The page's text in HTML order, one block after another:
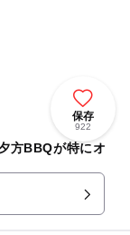
保存
922
方BBQが特にオ